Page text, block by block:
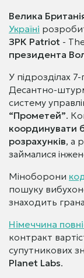
Велика
Україні
ЗРК Patriot -
президента
У підрозділах
Десантно-
систему
“Прометей”.
координувати
розрахунків, а
займалися
Міноборони
пошуку
знаходить
Німеччина
контракт
супутникових
Planet Labs.